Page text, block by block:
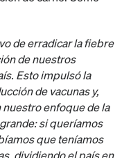
de erradicar la fiebre
de nuestros
Esto impulsó la
de vacunas y,
enfoque de la
si queríamos
que teníamos